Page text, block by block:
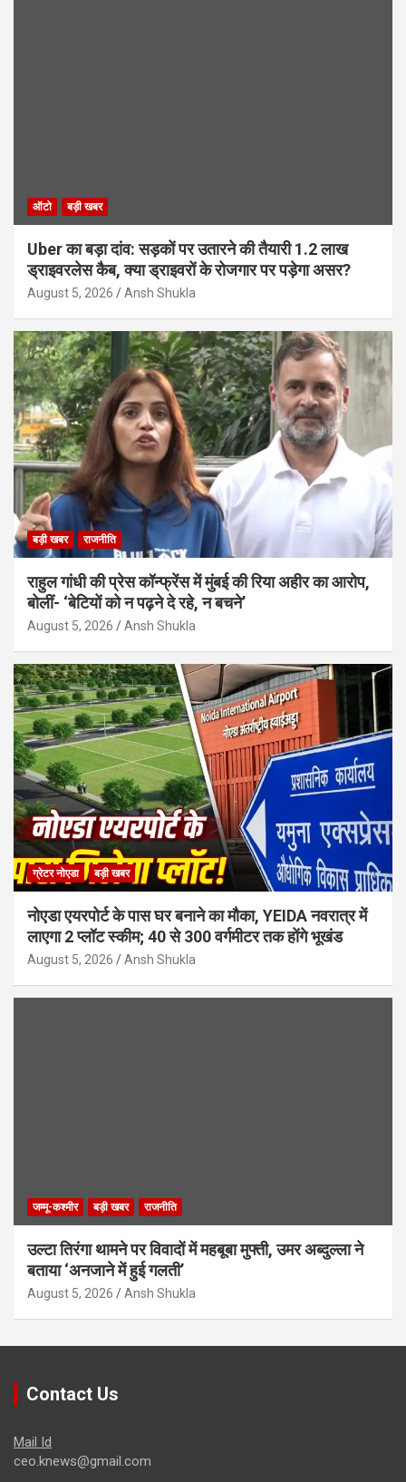
ऑटो बड़ी खबर
Uber का बड़ा दांव: सड़कों पर उतारने की तैयारी 1.2 लाख
ड्राइवरलेस कैब, क्या ड्राइवरों के रोजगार पर पड़ेगा असर?
August 5, 2026 Ansh Shukla
बड़ी खबर राजनीति
राहुल गांधी की प्रेस कॉन्फ्रेंस में मुंबई की रिया अहीर का आरोप,
बोलीं- ‘बेटियों को न पढ़ने दे रहे, न बचने’
August 5, 2026 Ansh Shukla
ग्रेटर नोएडा बड़ी खबर
नोएडा एयरपोर्ट के पास घर बनाने का मौका, YEIDA नवरात्र में
लाएगा 2 प्लॉट स्कीम; 40 से 300 वर्गमीटर तक होंगे भूखंड
August 5, 2026 Ansh Shukla
जम्मू-कश्मीर बड़ी खबर राजनीति
उल्टा तिरंगा थामने पर विवादों में महबूबा मुफ्ती, उमर अब्दुल्ला ने
बताया ‘अनजाने में हुई गलती’
August 5, 2026 Ansh Shukla
Contact Us
Mail Id
ceo.knews@gmail.com